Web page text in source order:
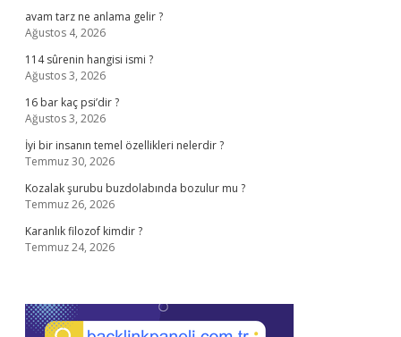
avam tarz ne anlama gelir ?
Ağustos 4, 2026
114 sûrenin hangisi ismi ?
Ağustos 3, 2026
16 bar kaç psi’dir ?
Ağustos 3, 2026
İyi bir insanın temel özellikleri nelerdir ?
Temmuz 30, 2026
Kozalak şurubu buzdolabında bozulur mu ?
Temmuz 26, 2026
Karanlık filozof kimdir ?
Temmuz 24, 2026